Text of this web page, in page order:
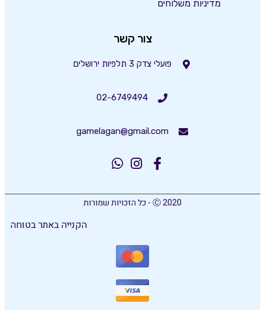
מדיניות משלוחים
צור קשר
פועלי צדק 3 תלפיות ירושלים
02-6749494
gamelagan@gmail.com
Ⓒ 2020 - כל הזכויות שמורות
הקנייה באתר בטוחה